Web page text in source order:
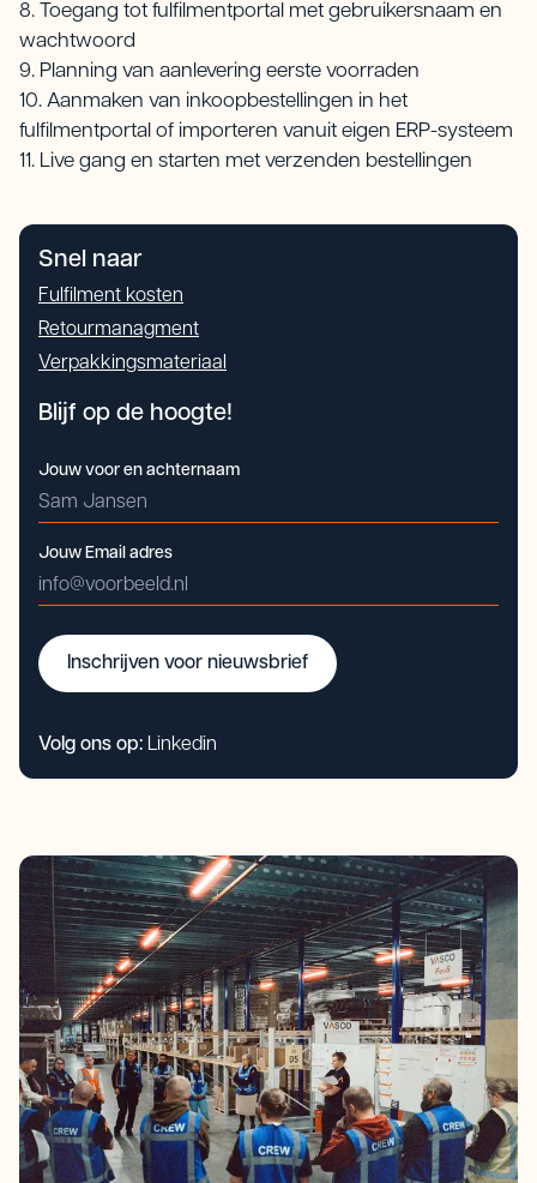
8. Toegang tot fulfilmentportal met gebruikersnaam en
wachtwoord
9. Planning van aanlevering eerste voorraden
10. Aanmaken van inkoopbestellingen in het
fulfilmentportal of importeren vanuit eigen ERP-systeem
11. Live gang en starten met verzenden bestellingen
Snel naar
Fulfilment kosten
Retourmanagment
Verpakkingsmateriaal
Blijf op de hoogte!
Jouw voor en achternaam
Jouw Email adres
Inschrijven voor nieuwsbrief
Inschrijven voor nieuwsbrief
Volg ons op: Linkedin